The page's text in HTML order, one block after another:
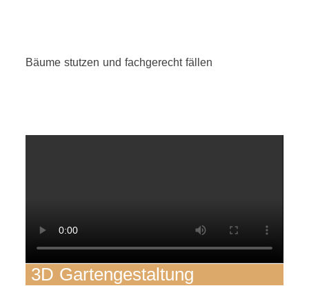
Bäume stutzen und fachgerecht fällen
3D Gartengestaltung